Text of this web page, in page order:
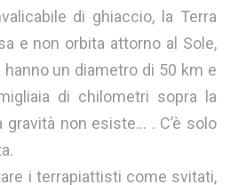
di ghiaccio, la Terra
e non orbita attorno al Sole,
hanno un diametro di 50 km e
di chilometri sopra la
non esiste… . C’è solo
i terrapiattisti come svitati,